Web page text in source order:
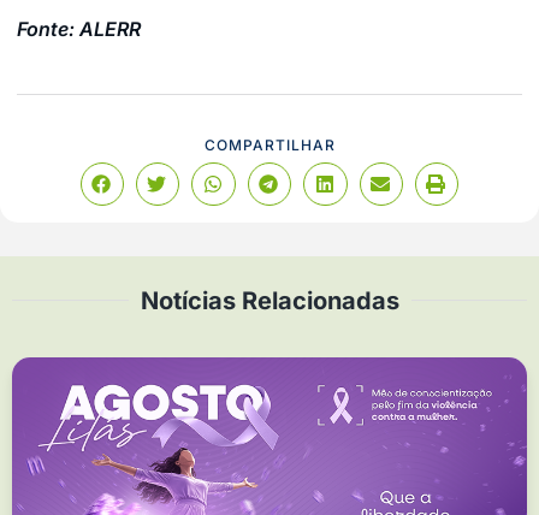
Fonte: ALERR
COMPARTILHAR
Notícias Relacionadas